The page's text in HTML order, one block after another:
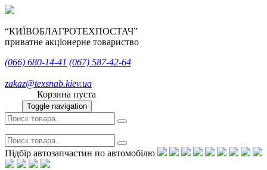
“КИЇВОБЛАГРОТЕХПОСТАЧ”
приватне акціонерне товариство
(066) 680-14-41 (067) 587-42-64
zakaz@texsnab.kiev.ua
Корзина пуста
Toggle navigation
Підбір автозапчастин по автомобілю